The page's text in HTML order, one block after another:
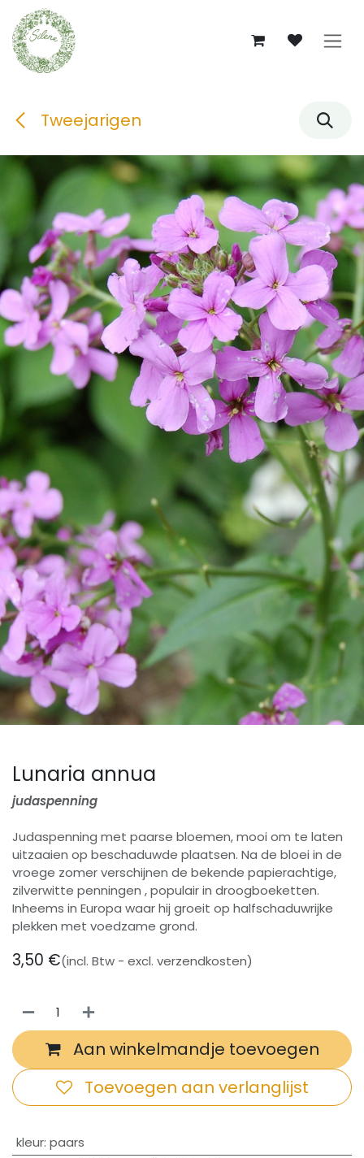
Overslaan naar inhoud
Tweejarigen
Lunaria annua
judaspenning
Judaspenning met paarse bloemen, mooi om te laten
uitzaaien op beschaduwde plaatsen. Na de bloei in de
vroege zomer verschijnen de bekende papierachtige,
zilverwitte penningen , populair in droogboeketten.
Inheems in Europa waar hij groeit op halfschaduwrijke
plekken met voedzame grond.
3,50 €(incl. Btw - excl. verzendkosten)
Aan winkelmandje toevoegen
Toevoegen aan verlanglijst
​kleur: paars